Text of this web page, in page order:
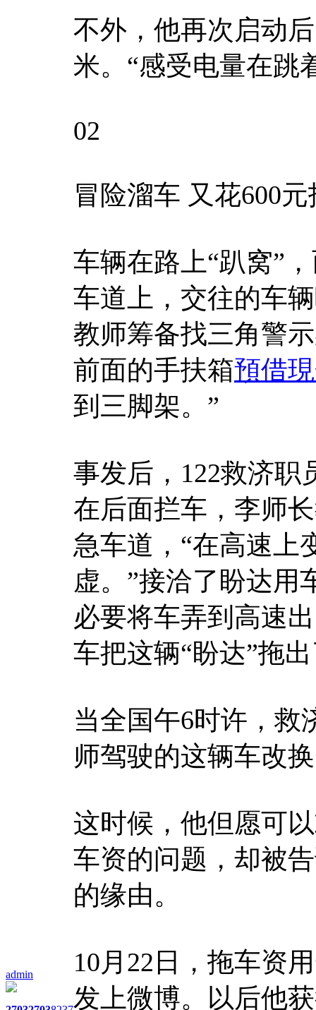
admin
不外，他再次启动
米。“感受电量在跳
02
冒险溜车 又花600
车辆在路上“趴窝”
车道上，交往的车
教师筹备找三角警
前面的手扶箱預借
到三脚架。”
事发后，122救济职
在后面拦车，李师
急车道，“在高速上
虚。”接洽了盼达用
必要将车弄到高速
车把这辆“盼达”拖
当全国午6时许，救
师驾驶的这辆车改
这时候，他但愿可
车资的问题，却被
的缘由。
10月22日，拖车资
发上微博。以后他